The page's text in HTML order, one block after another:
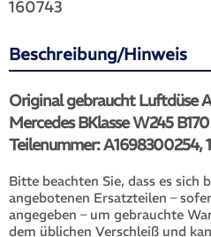
160743
Beschreibung/Hinweis
Original gebraucht Luftdüse
Mercedes BKlasse W245
Teilenummer: A1698300254,
Bitte beachten Sie, dass es sich
angebotenen Ersatzteilen –
angegeben – um gebrauchte
dem üblichen Verschleiß und